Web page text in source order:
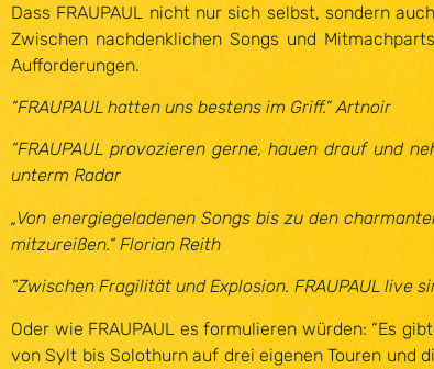
Dass FRAUPAUL nicht nur sich selbst, sondern
Zwischen nachdenklichen Songs und
Aufforderungen.
“FRAUPAUL hatten uns bestens im Griff.” Artnoir
“FRAUPAUL provozieren gerne, hauen drauf und
unterm Radar
„Von energiegeladenen Songs bis zu den
mitzureißen.“ Florian Reith
“Zwischen Fragilität und Explosion. FRAUPAUL live
Oder wie FRAUPAUL es formulieren würden: “Es
von Sylt bis Solothurn auf drei eigenen Touren und